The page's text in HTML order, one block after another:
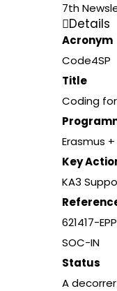
7th
Details
Acronym
Code4SP
Title
Coding
Erasmus +
Key
KA3
621417-
SOC-IN
Status
A decorrer